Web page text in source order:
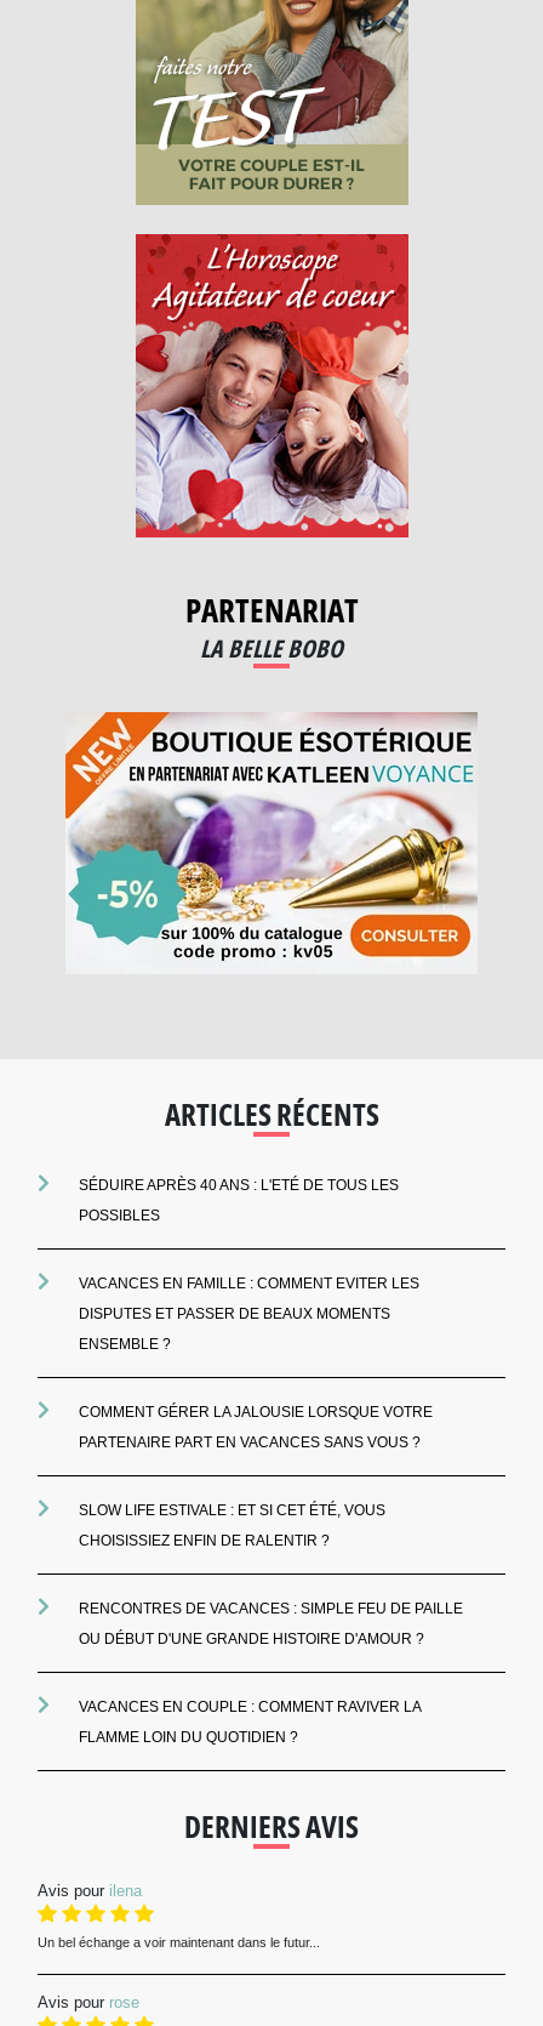
PARTENARIAT
LA BELLE BOBO
ARTICLES RÉCENTS
SÉDUIRE APRÈS 40 ANS : L'ETÉ DE TOUS LES
POSSIBLES
VACANCES EN FAMILLE : COMMENT EVITER LES
DISPUTES ET PASSER DE BEAUX MOMENTS
ENSEMBLE ?
COMMENT GÉRER LA JALOUSIE LORSQUE VOTRE
PARTENAIRE PART EN VACANCES SANS VOUS ?
SLOW LIFE ESTIVALE : ET SI CET ÉTÉ, VOUS
CHOISISSIEZ ENFIN DE RALENTIR ?
RENCONTRES DE VACANCES : SIMPLE FEU DE PAILLE
OU DÉBUT D'UNE GRANDE HISTOIRE D'AMOUR ?
VACANCES EN COUPLE : COMMENT RAVIVER LA
FLAMME LOIN DU QUOTIDIEN ?
DERNIERS AVIS
Avis pour ilena
Un bel échange a voir maintenant dans le futur...
Avis pour rose